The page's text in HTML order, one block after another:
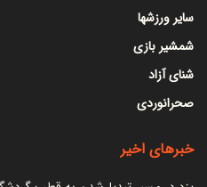
سایر ورزشها
شمشیر بازی
شنای آزاد
صحرانوردی
خبرهای اخیر